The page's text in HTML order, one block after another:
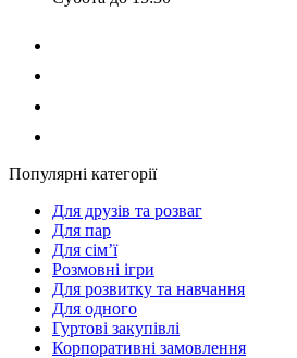
Популярні категорії
Для друзів та розваг
Для пар
Для сім’ї
Розмовні ігри
Для розвитку та навчання
Для одного
Гуртові закупівлі
Корпоративні замовлення